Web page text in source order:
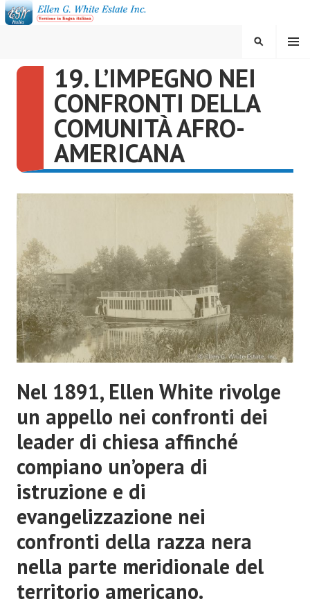
Vai
al
ELLEN G. WHITE ESTATE
INC.
MENU
CERCA
19. L’IMPEGNO NEI
CONFRONTI DELLA
COMUNITÀ AFRO-
AMERICANA
Nel 1891, Ellen White rivolge
un appello nei confronti dei
leader di chiesa affinché
compiano un’opera di
istruzione e di
evangelizzazione nei
confronti della razza nera
nella parte meridionale del
territorio americano.